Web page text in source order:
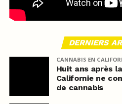
DERNIERS
CANNABIS EN
Huit ans après
Californie ne
de cannabis